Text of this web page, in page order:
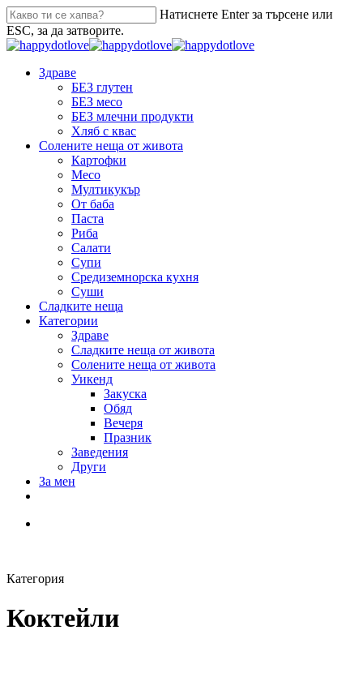
Натиснете Enter за търсене или
ESC, за да затворите.
Здраве
БЕЗ глутен
БЕЗ месо
БЕЗ млечни продукти
Хляб с квас
Солените неща от живота
Картофки
Месо
Мултикукър
От баба
Паста
Риба
Салати
Супи
Средиземнорска кухня
Суши
Сладките неща
Категории
Здраве
Сладките неща от живота
Солените неща от живота
Уикенд
Закуска
Обяд
Вечеря
Празник
Заведения
Други
За мен
Категория
Коктейли